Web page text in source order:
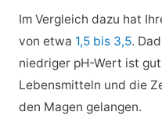
Im Vergleich dazu hat
von etwa 1,5 bis 3,5.
niedriger pH-Wert ist
Lebensmitteln und die
den Magen gelangen.